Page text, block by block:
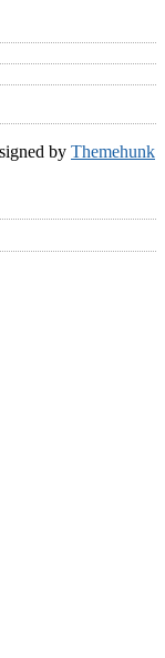
by Themehunk